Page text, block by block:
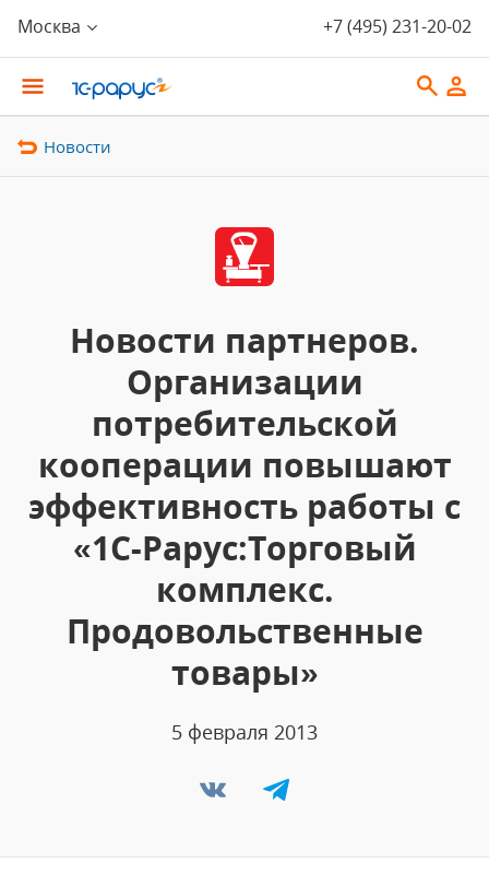
Москва +7 (495) 231-20-02
Новости
Новости партнеров.
Организации
потребительской
кооперации повышают
эффективность работы с
«1С-Рарус:Торговый
комплекс.
Продовольственные
товары»
5 февраля 2013